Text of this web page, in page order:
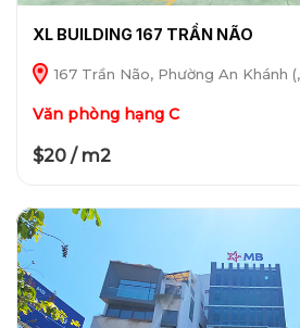
XL BUILDING 167 TRẦN NÃO
167 Trần Não, Phường An Khánh
Văn phòng hạng C
$20 / m2